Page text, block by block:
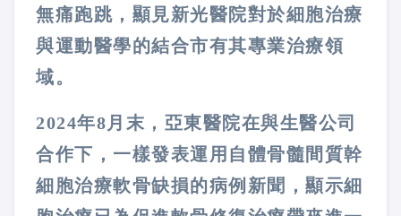
無痛跑跳，顯見新光醫院對於細胞治療
與運動醫學的結合市有其專業治療領
域。
2024年8月末，亞東醫院在與生醫公司
合作下，一樣發表運用自體骨髓間質幹
細胞治療軟骨缺損的病例新聞，顯示細